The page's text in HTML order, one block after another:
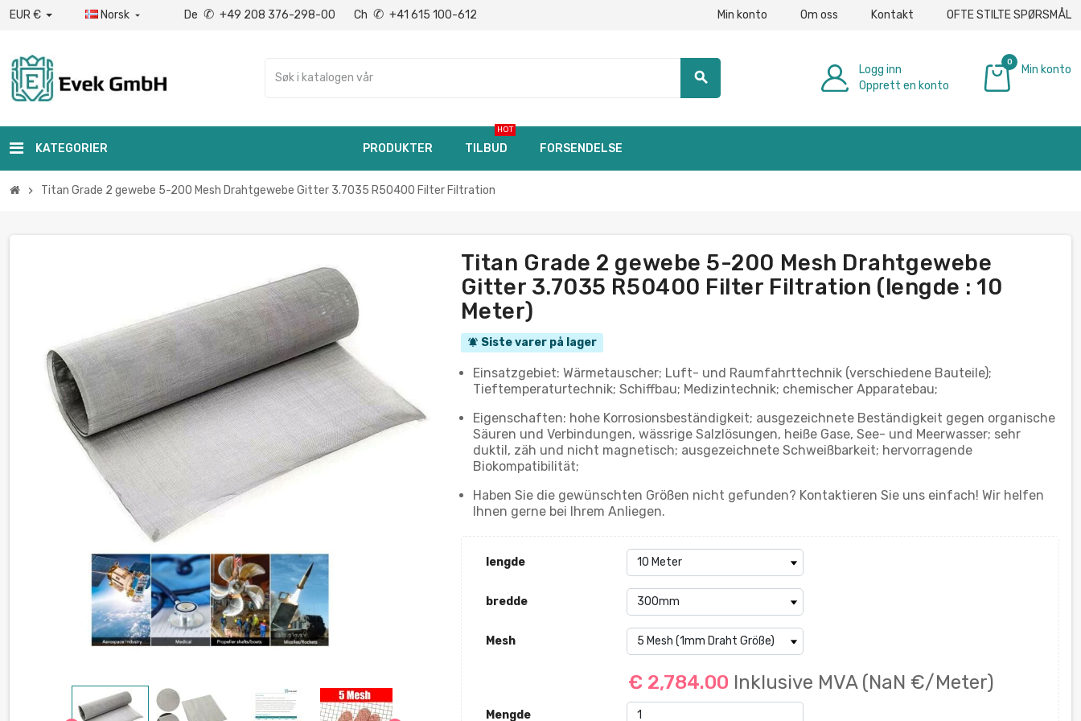
EUR € Norsk  De ✆ +49 208 376-298-00 Ch ✆ +41 615 100-612 Min konto Om oss Kontakt OFTE STILTE SPØRSMÅL
search
Logg inn
Opprett en konto
0
Min konto
KATEGORIER PRODUKTER TILBUD
HOT
FORSENDELSE
chevron_right Titan Grade 2 gewebe 5-200 Mesh Drahtgewebe Gitter 3.7035 R50400 Filter Filtration
Titan Grade 2 gewebe 5-200 Mesh Drahtgewebe
Gitter 3.7035 R50400 Filter Filtration (lengde : 10
Meter)
notifications_active Siste varer på lager
Einsatzgebiet: Wärmetauscher; Luft- und Raumfahrttechnik (verschiedene Bauteile);
Tieftemperaturtechnik; Schiffbau; Medizintechnik; chemischer Apparatebau;
Eigenschaften: hohe Korrosionsbeständigkeit; ausgezeichnete Beständigkeit gegen organische
Säuren und Verbindungen, wässrige Salzlösungen, heiße Gase, See- und Meerwasser; sehr
duktil, zäh und nicht magnetisch; ausgezeichnete Schweißbarkeit; hervorragende
Biokompatibilität;
Haben Sie die gewünschten Größen nicht gefunden? Kontaktieren Sie uns einfach! Wir helfen
Ihnen gerne bei Ihrem Anliegen.
lengde
bredde
Mesh
€ 2,784.00 Inklusive MVA (NaN €/Meter)
Mengde